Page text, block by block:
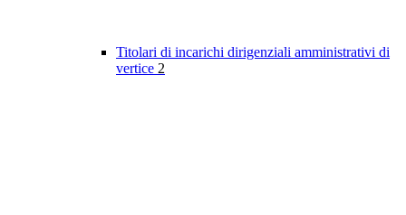
Titolari di incarichi dirigenziali amministrativi di
vertice 2